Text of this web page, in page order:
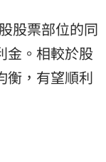
股票部位的同
金。相較於股
衡，有望順利